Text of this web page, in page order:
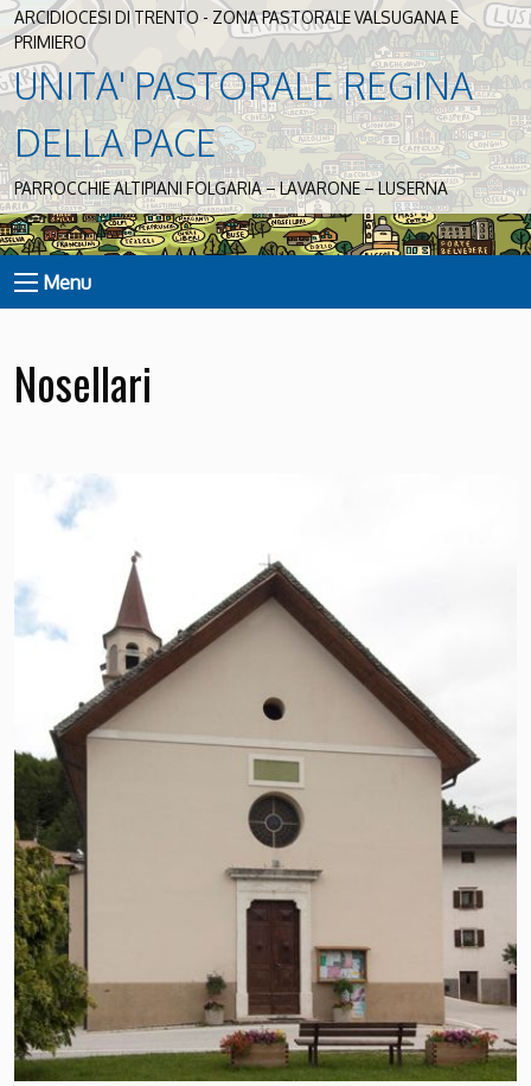
ARCIDIOCESI DI TRENTO - ZONA PASTORALE VALSUGANA E
PRIMIERO
UNITA' PASTORALE REGINA
DELLA PACE
PARROCCHIE ALTIPIANI FOLGARIA – LAVARONE – LUSERNA
Menu
Nosellari